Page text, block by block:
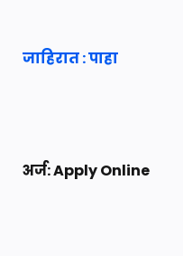
जाहिरात : पाहा
अर्ज: Apply Online